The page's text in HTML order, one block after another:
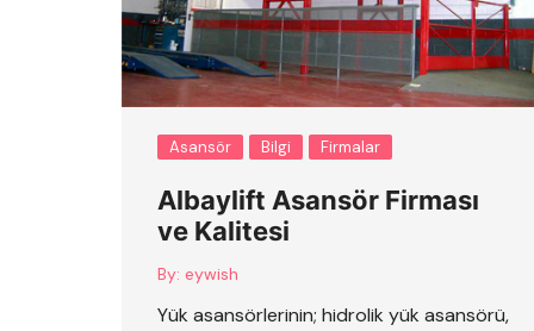
Asansör Bilgi Firmalar
Albaylift Asansör Firması
ve Kalitesi
By: eywish
Yük asansörlerinin; hidrolik yük asansörü,